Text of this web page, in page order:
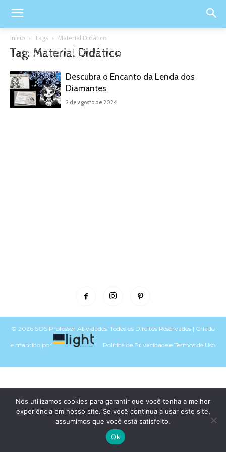
Início Tags Material Didático
Tag: Material Didático
Descubra o Encanto da Lenda dos
Diamantes
2 de agosto de 2024
© 2026 SOS Professor Atividades. Todos os Direitos Reservados | Criado
e mantido por Política de Privacidade e Termos de Uso
Nós utilizamos cookies para garantir que você tenha a melhor
experiência em nosso site. Se você continua a usar este site,
assumimos que você está satisfeito.
Ok